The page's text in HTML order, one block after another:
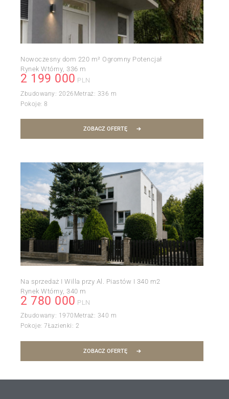
Nowoczesny dom 220 m² Ogromny Potencjał
Rynek Wtórny 336 m
2 199 000 PLN
Zbudowany: 2026 Metraż: 336 m
Pokoje: 8
ZOBACZ OFERTĘ
Na sprzedaż I Willa przy Al. Piastów I 340 m2
Rynek Wtórny 340 m
2 780 000 PLN
Zbudowany: 1970 Metraż: 340 m
Pokoje: 7Łazienki: 2
ZOBACZ OFERTĘ